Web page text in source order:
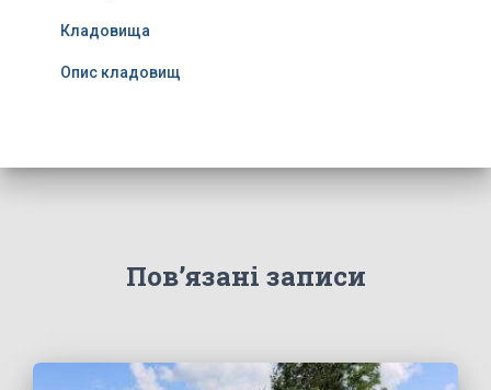
Кладовища
Опис кладовищ
Пов’язані записи